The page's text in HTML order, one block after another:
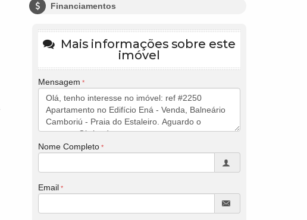
Financiamentos
Mais informações sobre este
imóvel
Mensagem
Nome Completo
Email